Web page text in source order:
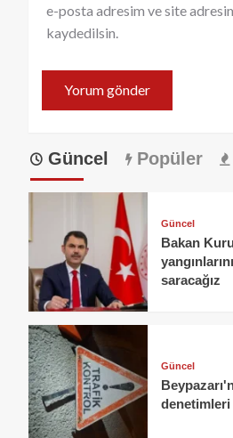
e-posta adresim ve site
kaydedilsin.
Güncel Popüler
Güncel
Bakan
saracağız
Güncel
denetimleri